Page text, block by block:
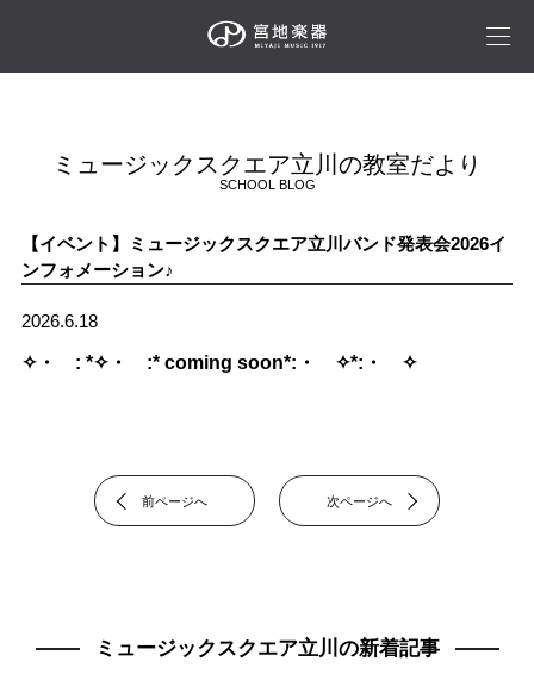
ミュージックスクエア立川の教室だより
SCHOOL BLOG
【イベント】ミュージックスクエア立川バンド発表会2026イ
ンフォメーション♪
2026.6.18
✧・゚: *✧・゚:* coming soon*:・゚✧*:・゚✧
前ページへ 次ページへ
ミュージックスクエア立川の新着記事